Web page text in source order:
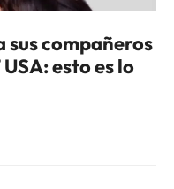
sus compañeros
esto es lo